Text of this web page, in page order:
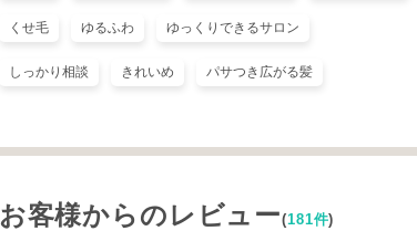
くせ毛 ゆるふわ ゆっくりできるサロン
しっかり相談 きれいめ パサつき広がる髪
お客様からのレビュー(181件)